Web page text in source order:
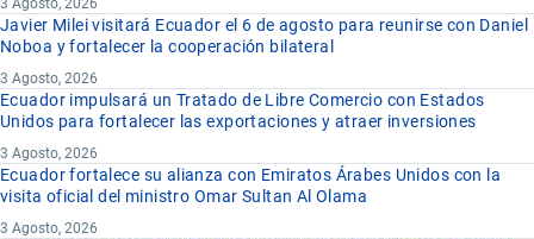
3 Agosto, 2026
Javier Milei visitará Ecuador el 6 de agosto para reunirse con Daniel
Noboa y fortalecer la cooperación bilateral
3 Agosto, 2026
Ecuador impulsará un Tratado de Libre Comercio con Estados
Unidos para fortalecer las exportaciones y atraer inversiones
3 Agosto, 2026
Ecuador fortalece su alianza con Emiratos Árabes Unidos con la
visita oficial del ministro Omar Sultan Al Olama
3 Agosto, 2026